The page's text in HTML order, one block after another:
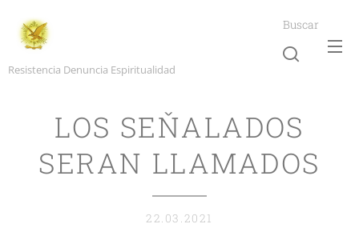
Resistencia Denuncia Espiritualidad
Buscar
LOS SEŇALADOS
SERAN LLAMADOS
22.03.2021